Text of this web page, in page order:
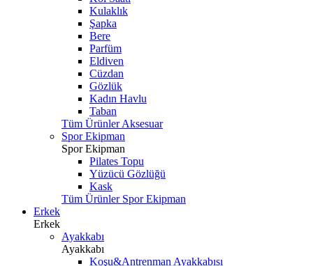
Kulaklık
Şapka
Bere
Parfüm
Eldiven
Cüzdan
Gözlük
Kadın Havlu
Taban
Tüm Ürünler Aksesuar
Spor Ekipman
Spor Ekipman
Pilates Topu
Yüzücü Gözlüğü
Kask
Tüm Ürünler Spor Ekipman
Erkek
Erkek
Ayakkabı
Ayakkabı
Koşu&Antrenman Ayakkabısı